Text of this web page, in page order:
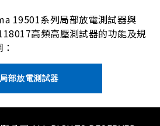
19501系列局部放電測試器與
高頻高壓測試器的功能及規
局部放電測試器